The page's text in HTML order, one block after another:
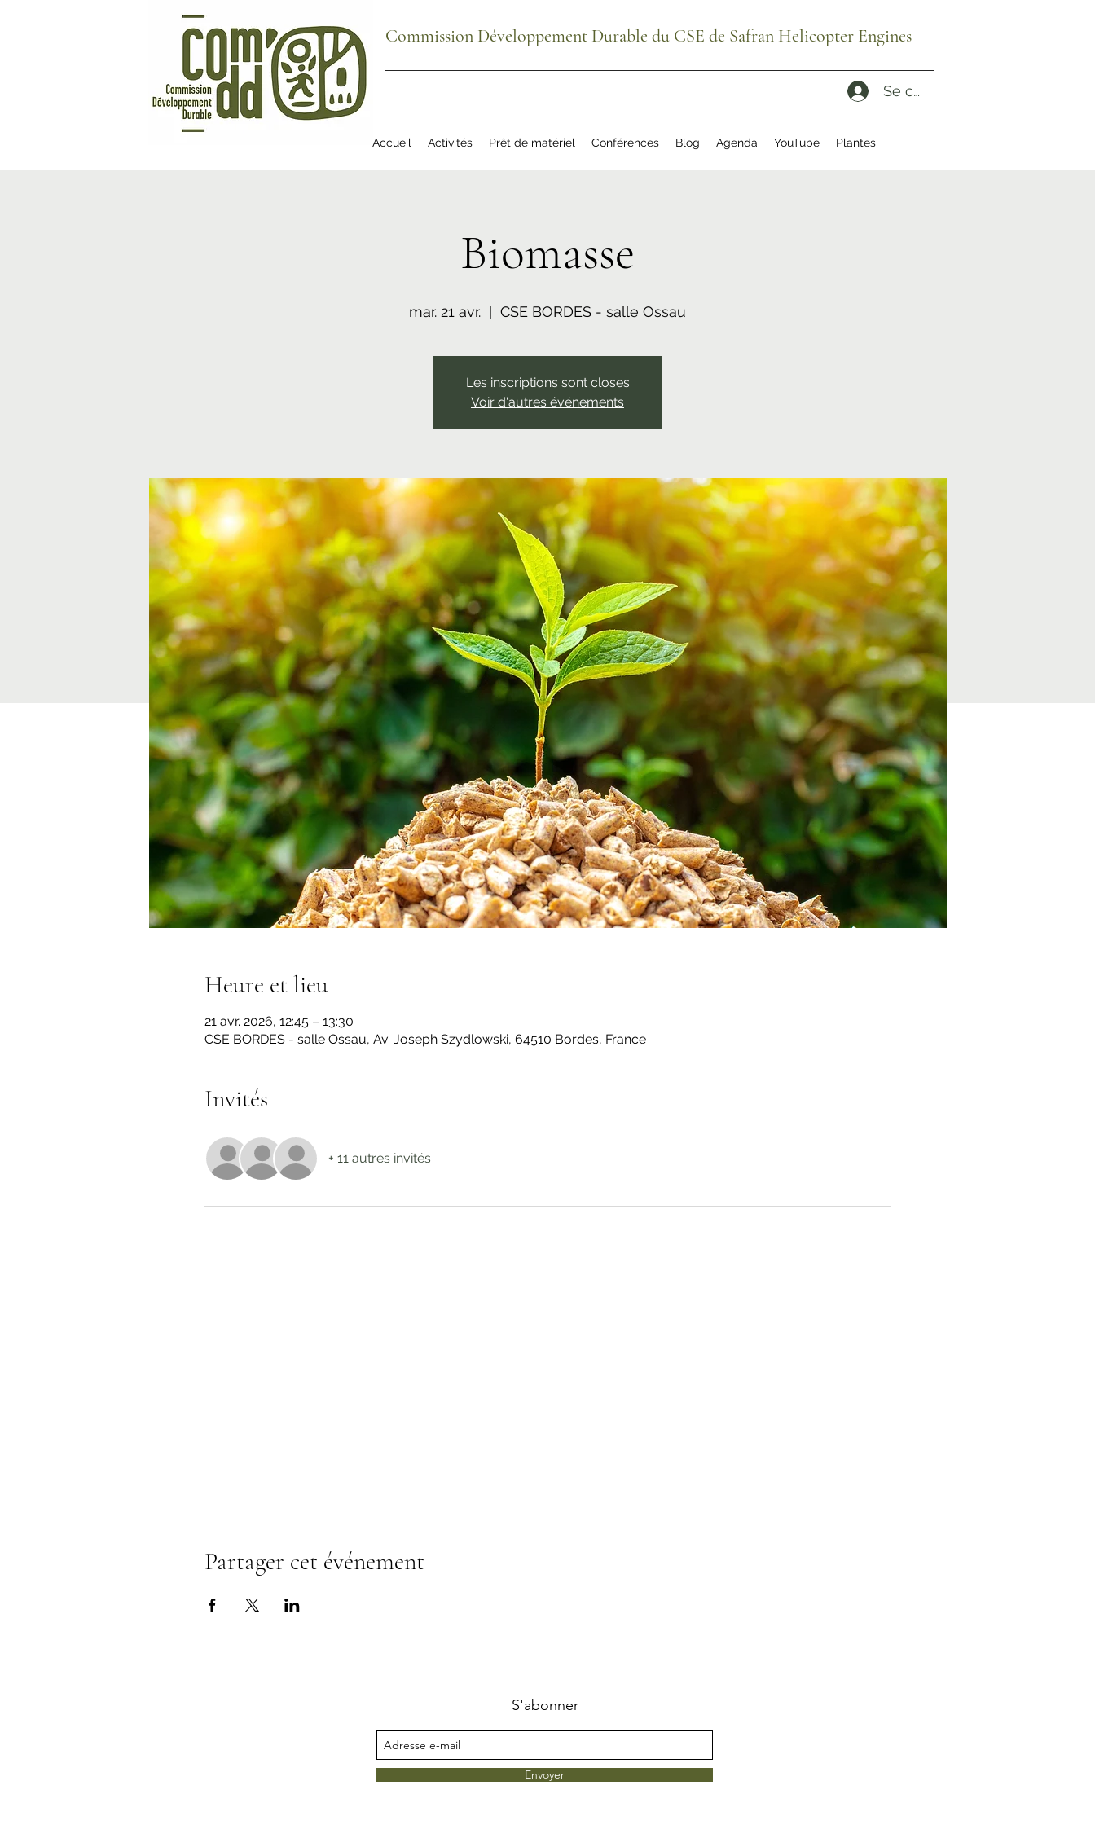
Se connecter
Accueil Activités Prêt de matériel Conférences Blog Agenda YouTube Plantes
Commission Développement Durable du CSE de Safran Helicopter Engines
Biomasse
mar. 21 avr. CSE BORDES - salle Ossau
Les inscriptions sont closes
Voir d'autres événements
Heure et lieu
21 avr. 2026, 12:45 – 13:30
CSE BORDES - salle Ossau, Av. Joseph Szydlowski, 64510 Bordes, France
Invités
+ 11 autres invités
Partager cet événement
S'abonner
Envoyer